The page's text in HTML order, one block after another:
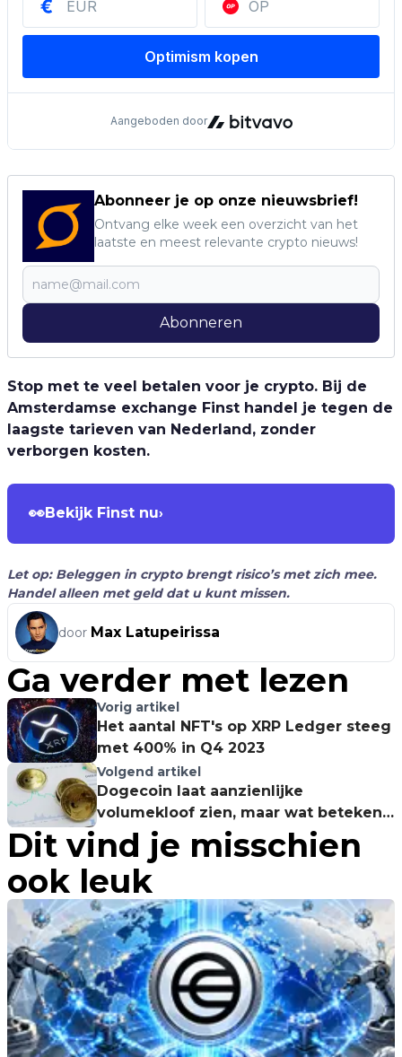
Abonneer je op onze nieuwsbrief!
Ontvang elke week een overzicht van het
laatste en meest relevante crypto nieuws!
Abonneren
Stop met te veel betalen voor je crypto. Bij de
Amsterdamse exchange Finst handel je tegen de
laagste tarieven van Nederland, zonder
verborgen kosten.
👀Bekijk Finst nu›
Let op: Beleggen in crypto brengt risico’s met zich mee.
Handel alleen met geld dat u kunt missen.
door Max Latupeirissa
Ga verder met lezen
Vorig artikel
Het aantal NFT's op XRP Ledger steeg
met 400% in Q4 2023
Volgend artikel
Dogecoin laat aanzienlijke
volumekloof zien, maar wat betekent
Dit vind je misschien
ook leuk